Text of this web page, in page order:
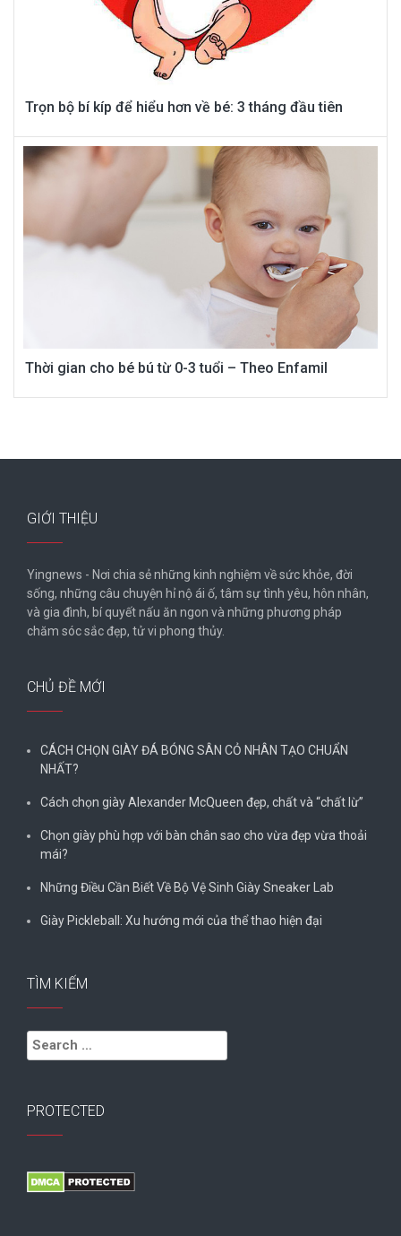
Trọn bộ bí kíp để hiểu hơn về bé: 3 tháng đầu tiên
Thời gian cho bé bú từ 0-3 tuổi – Theo Enfamil
GIỚI THIỆU
Yingnews - Nơi chia sẻ những kinh nghiệm về sức khỏe, đời
sống, những câu chuyện hỉ nộ ái ố, tâm sự tình yêu, hôn nhân,
và gia đình, bí quyết nấu ăn ngon và những phương pháp
chăm sóc sắc đẹp, tử vi phong thủy.
CHỦ ĐỀ MỚI
CÁCH CHỌN GIÀY ĐÁ BÓNG SÂN CỎ NHÂN TẠO CHUẨN
NHẤT?
Cách chọn giày Alexander McQueen đẹp, chất và “chất lừ”
Chọn giày phù hợp với bàn chân sao cho vừa đẹp vừa thoải
mái?
Những Điều Cần Biết Về Bộ Vệ Sinh Giày Sneaker Lab
Giày Pickleball: Xu hướng mới của thể thao hiện đại
TÌM KIẾM
Search
for:
PROTECTED